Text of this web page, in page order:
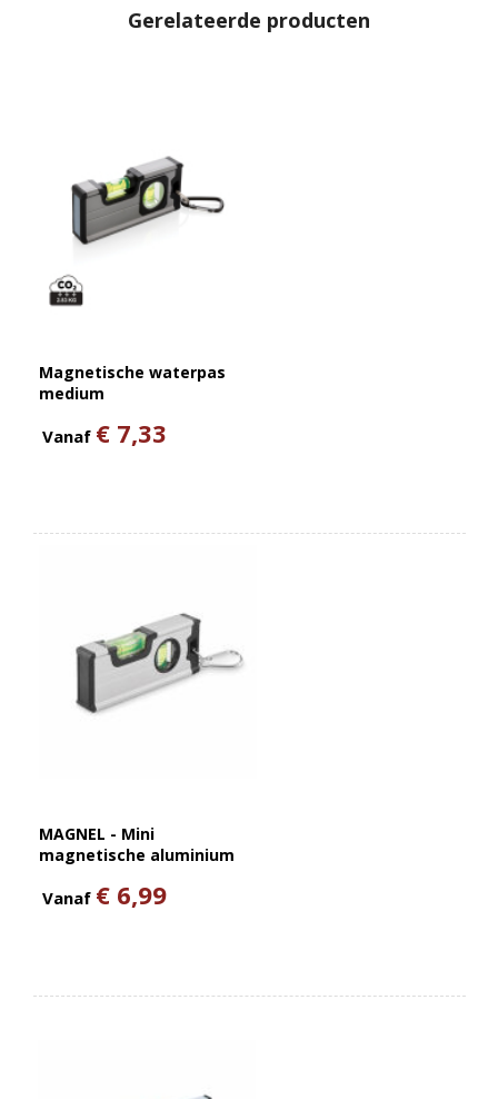
Gerelateerde producten
Magnetische waterpas
medium
Vanaf € 7,33
MAGNEL - Mini
magnetische aluminium
Vanaf € 6,99